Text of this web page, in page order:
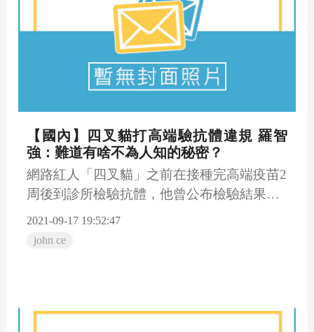
【國內】四叉貓打高端驗抗體違規 羅智
強：難道有啥不為人知的秘密？
網路紅人「四叉貓」之前在接種完高端疫苗2
周後到診所檢驗抗體，他曾公布檢驗結果，
未料此舉被指恐有違法之...
2021-09-17 19:52:47
john ce